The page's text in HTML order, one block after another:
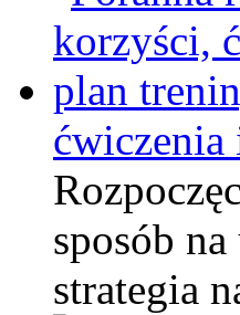
sposób
strategia